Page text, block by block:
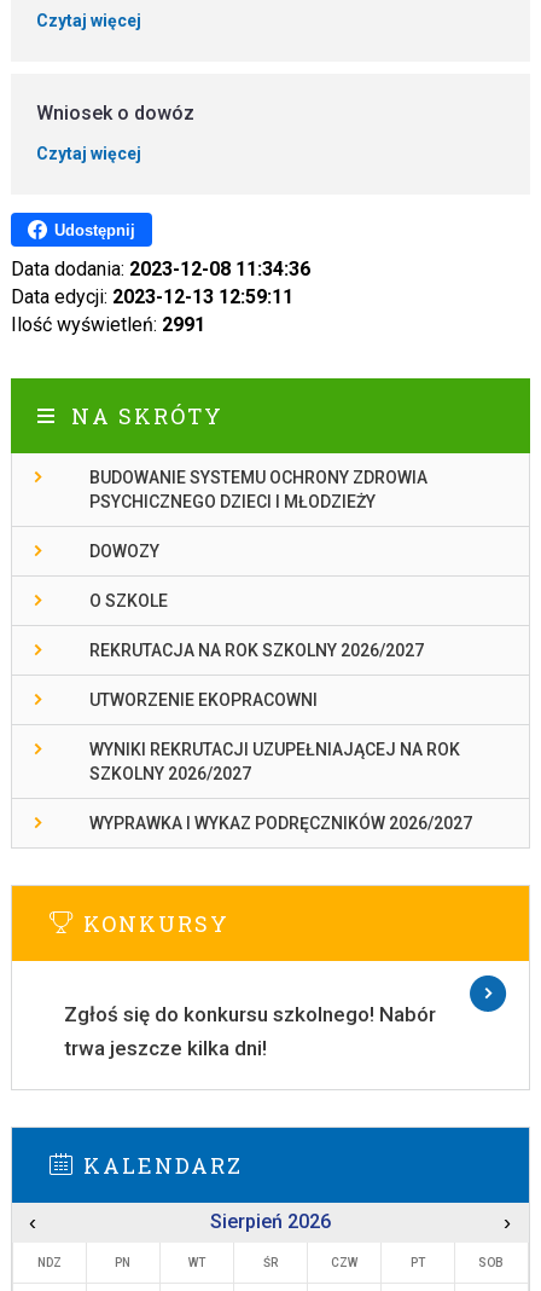
Czytaj więcej
Wniosek o dowóz
Czytaj więcej
Udostępnij
Data dodania: 2023-12-08 11:34:36
Data edycji: 2023-12-13 12:59:11
Ilość wyświetleń: 2991
NA SKRÓTY
BUDOWANIE SYSTEMU OCHRONY ZDROWIA
PSYCHICZNEGO DZIECI I MŁODZIEŻY
DOWOZY
O SZKOLE
REKRUTACJA NA ROK SZKOLNY 2026/2027
UTWORZENIE EKOPRACOWNI
WYNIKI REKRUTACJI UZUPEŁNIAJĄCEJ NA ROK
SZKOLNY 2026/2027
WYPRAWKA I WYKAZ PODRĘCZNIKÓW 2026/2027
KONKURSY
Zgłoś się do konkursu szkolnego! Nabór
trwa jeszcze kilka dni!
KALENDARZ
‹ Sierpień 2026 ›
NDZ PN WT ŚR CZW PT SOB